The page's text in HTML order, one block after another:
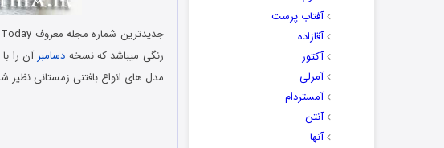
آفتاب پرست
آقازاده
آکتور
آمرلی
آمستردام
آنتن
آنها
جدیدترین شماره مجله معروف Knit Today مخصوص زمستان
رنگی میباشد که نسخه دسامبرآن را
مدل های انواع بافتنی زمستانی نظیر